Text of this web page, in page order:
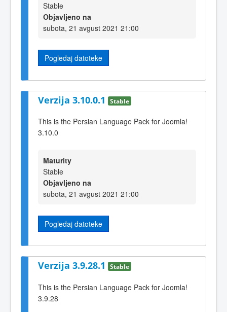
Stable
Objavljeno na
subota, 21 avgust 2021 21:00
Pogledaj datoteke
Verzija 3.10.0.1 Stable
This is the Persian Language Pack for Joomla!
3.10.0
Maturity
Stable
Objavljeno na
subota, 21 avgust 2021 21:00
Pogledaj datoteke
Verzija 3.9.28.1 Stable
This is the Persian Language Pack for Joomla!
3.9.28